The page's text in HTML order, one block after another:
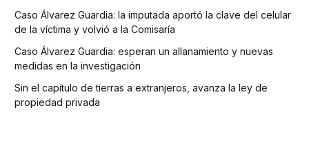
Caso Álvarez Guardia: la imputada aportó la clave del celular
de la víctima y volvió a la Comisaría
Caso Álvarez Guardia: esperan un allanamiento y nuevas
medidas en la investigación
Sin el capítulo de tierras a extranjeros, avanza la ley de
propiedad privada